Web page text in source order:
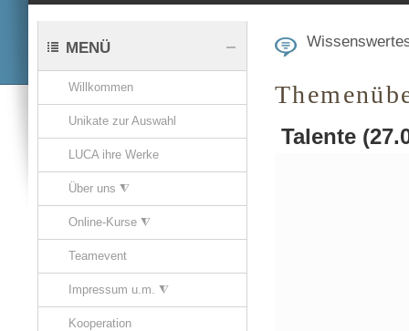
MENÜ
Willkommen
Unikate zur Auswahl
LUCA ihre Werke
Über uns ⧨
Online-Kurse ⧨
Teamevent
Impressum u.m. ⧨
Kooperation
Talente